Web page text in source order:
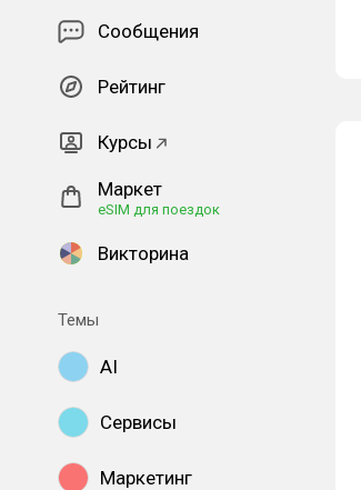
Сообщения
Рейтинг
Курсы
Маркет
eSIM для поездок
Викторина
Темы
AI
Сервисы
Маркетинг